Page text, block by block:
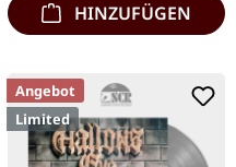
HINZUFÜGEN
Angebot
Limited